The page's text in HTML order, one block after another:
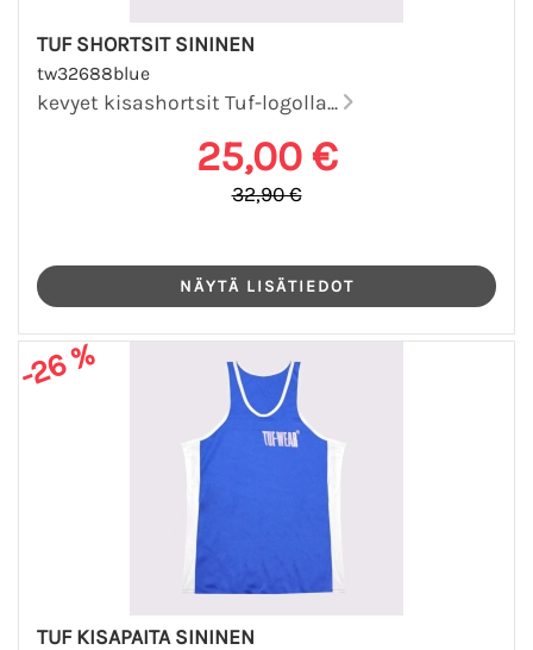
TUF SHORTSIT SININEN
tw32688blue
kevyet kisashortsit Tuf-logolla...
25,00 €
32,90 €
-26 %
TUF KISAPAITA SININEN